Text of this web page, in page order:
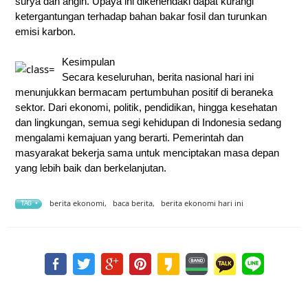
ketergantungan terhadap bahan bakar fosil dan turunkan
emisi karbon.
Kesimpulan
Secara keseluruhan, berita nasional hari ini
menunjukkan bermacam pertumbuhan positif di beraneka
sektor. Dari ekonomi, politik, pendidikan, hingga kesehatan
dan lingkungan, semua segi kehidupan di Indonesia sedang
mengalami kemajuan yang berarti. Pemerintah dan
masyarakat bekerja sama untuk menciptakan masa depan
yang lebih baik dan berkelanjutan.
TAG • berita ekonomi, baca berita, berita ekonomi hari ini